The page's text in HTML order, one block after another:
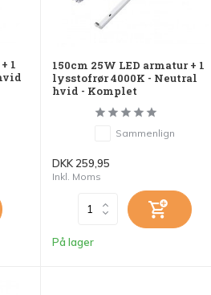
1
150cm 25W LED armatur + 1
lysstofrør 4000K - Neutral
hvid - Komplet
Sammenlign
DKK 259,95
Inkl. Moms
På lager